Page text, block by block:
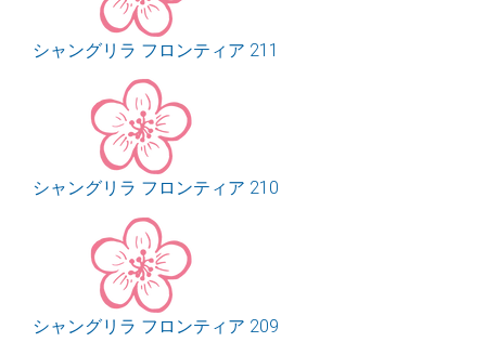
シャングリラ フロンティア 211
シャングリラ フロンティア 210
シャングリラ フロンティア 209